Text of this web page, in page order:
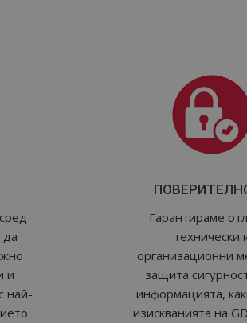
да
и
най-
Гарантираме
технически
организационни
защита
информацията,
изискванията на